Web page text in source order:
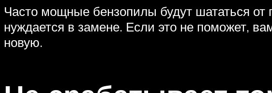
Часто мощные бензопилы будут шататься от
нуждается в замене. Если это не поможет,
новую.